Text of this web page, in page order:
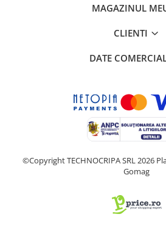
MAGAZINUL
CLIENTI
DATE
©Copyright TECHNOCRIPA SRL 2026
Gomag